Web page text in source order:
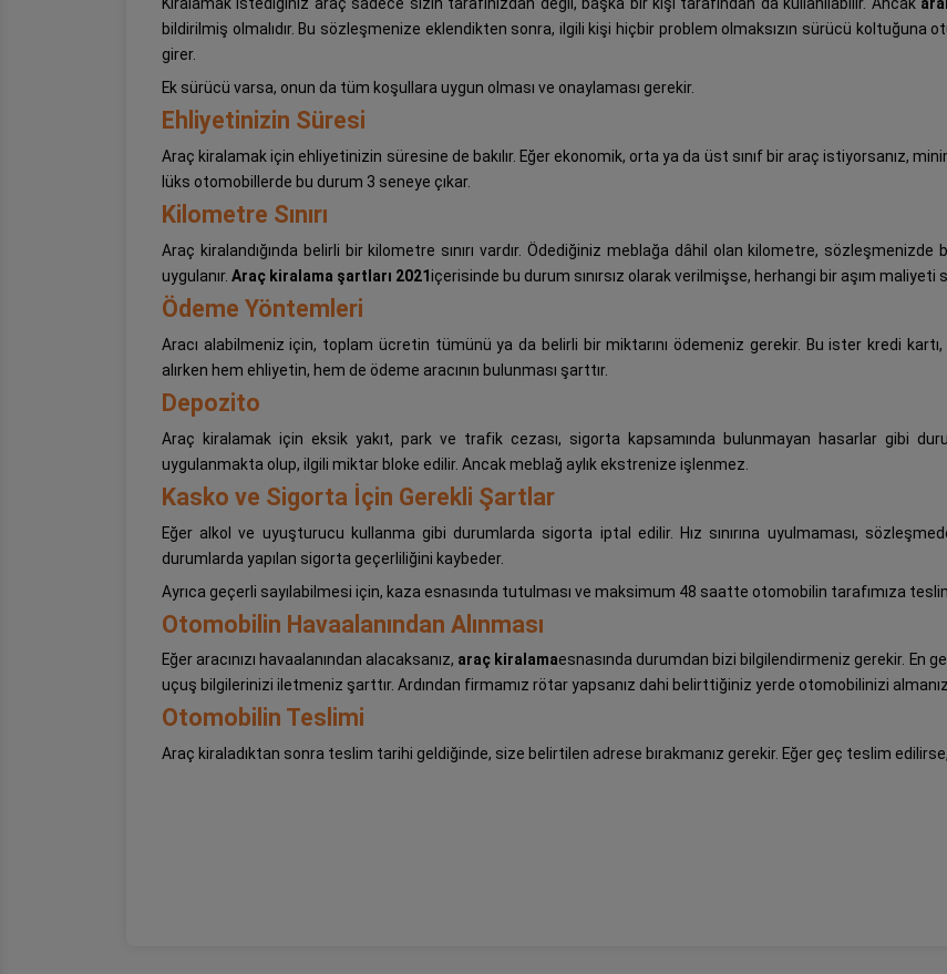
bildirilmiş olmalıdır. Bu sözleşmenize eklendikten sonra, ilgili kişi hiçbir problem olmaksızın sürücü koltuğuna
girer.
Ek sürücü varsa, onun da tüm koşullara uygun olması ve onaylaması gerekir.
Ehliyetinizin Süresi
Araç kiralamak için ehliyetinizin süresine de bakılır. Eğer ekonomik, orta ya da üst sınıf bir araç istiyorsanız,
lüks otomobillerde bu durum 3 seneye çıkar.
Kilometre Sınırı
Araç kiralandığında belirli bir kilometre sınırı vardır. Ödediğiniz meblağa dâhil olan kilometre,
uygulanır. Araç kiralama şartları 2021içerisinde bu durum sınırsız olarak verilmişse, herhangi bir aşım maliyeti
Ödeme Yöntemleri
Aracı alabilmeniz için, toplam ücretin tümünü ya da belirli bir miktarını ödemeniz gerekir. Bu ister kredi
alırken hem ehliyetin, hem de ödeme aracının bulunması şarttır.
Depozito
Araç kiralamak için eksik yakıt, park ve trafik cezası, sigorta kapsamında bulunmayan hasarlar gibi
uygulanmakta olup, ilgili miktar bloke edilir. Ancak meblağ aylık ekstrenize işlenmez.
Kasko ve Sigorta İçin Gerekli Şartlar
Eğer alkol ve uyuşturucu kullanma gibi durumlarda sigorta iptal edilir. Hız sınırına uyulmaması,
durumlarda yapılan sigorta geçerliliğini kaybeder.
Ayrıca geçerli sayılabilmesi için, kaza esnasında tutulması ve maksimum 48 saatte otomobilin tarafımıza
Otomobilin Havaalanından Alınması
Eğer aracınızı havaalanından alacaksanız, araç kiralamaesnasında durumdan bizi bilgilendirmeniz gerekir. En
uçuş bilgilerinizi iletmeniz şarttır. Ardından firmamız rötar yapsanız dahi belirttiğiniz yerde otomobilinizi
Otomobilin Teslimi
Araç kiraladıktan sonra teslim tarihi geldiğinde, size belirtilen adrese bırakmanız gerekir. Eğer geç teslim